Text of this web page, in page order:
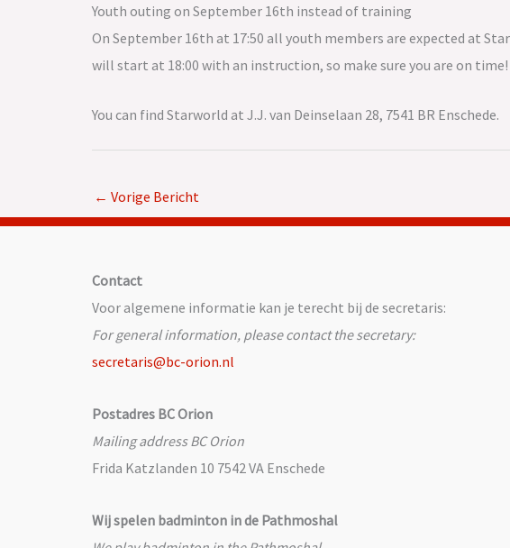
Youth outing on September 16th instead of training
On September 16th at 17:50 all youth members are expected at
will start at 18:00 with an instruction, so make sure you are on
You can find Starworld at J.J. van Deinselaan 28, 7541 BR Enschede.
← Vorige Bericht
Contact
Voor algemene informatie kan je terecht bij de secretaris:
For general information, please contact the secretary:
secretaris@bc-orion.nl
Postadres BC Orion
Mailing address BC Orion
Frida Katzlanden 10 7542 VA Enschede
Wij spelen badminton in de Pathmoshal